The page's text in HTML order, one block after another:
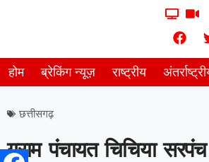
होम ब्रेकिंग न्यूज़ राष्ट्रीय
छत्तीसगढ़
ग्राम पंचायत चिचिया